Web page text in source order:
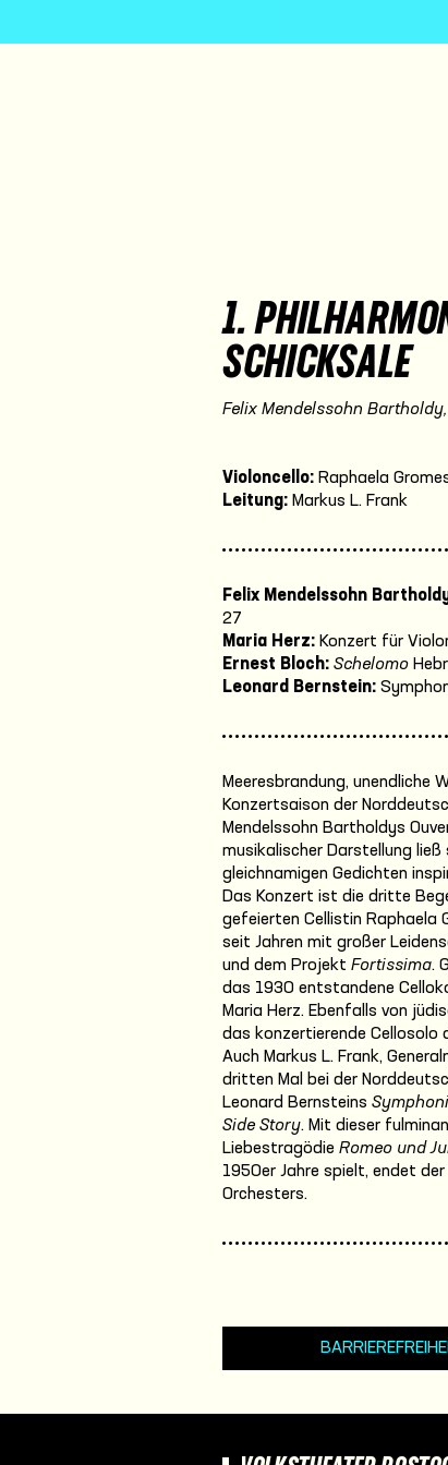
1.
SCHICKSALE
Felix Mendelssohn
Violoncello: Raphaela
Leitung: Markus L. Frank
Felix Mendelssohn
27
Maria Herz: Konzert für
Ernest Bloch: Schelomo
Leonard Bernstein:
Meeresbrandung, unendliche
Konzertsaison der
Mendelssohn Bartholdys
musikalischer Darstellung
gleichnamigen Gedichten
Das Konzert ist die dritte
gefeierten Cellistin Raphaela
seit Jahren mit großer
und dem Projekt Fortissima.
das 1930 entstandene
Maria Herz. Ebenfalls von
das konzertierende Cellosolo
Auch Markus L. Frank,
dritten Mal bei der
Leonard Bernsteins
Side Story. Mit dieser
Liebestragödie Romeo und
1950er Jahre spielt, endet
Orchesters.